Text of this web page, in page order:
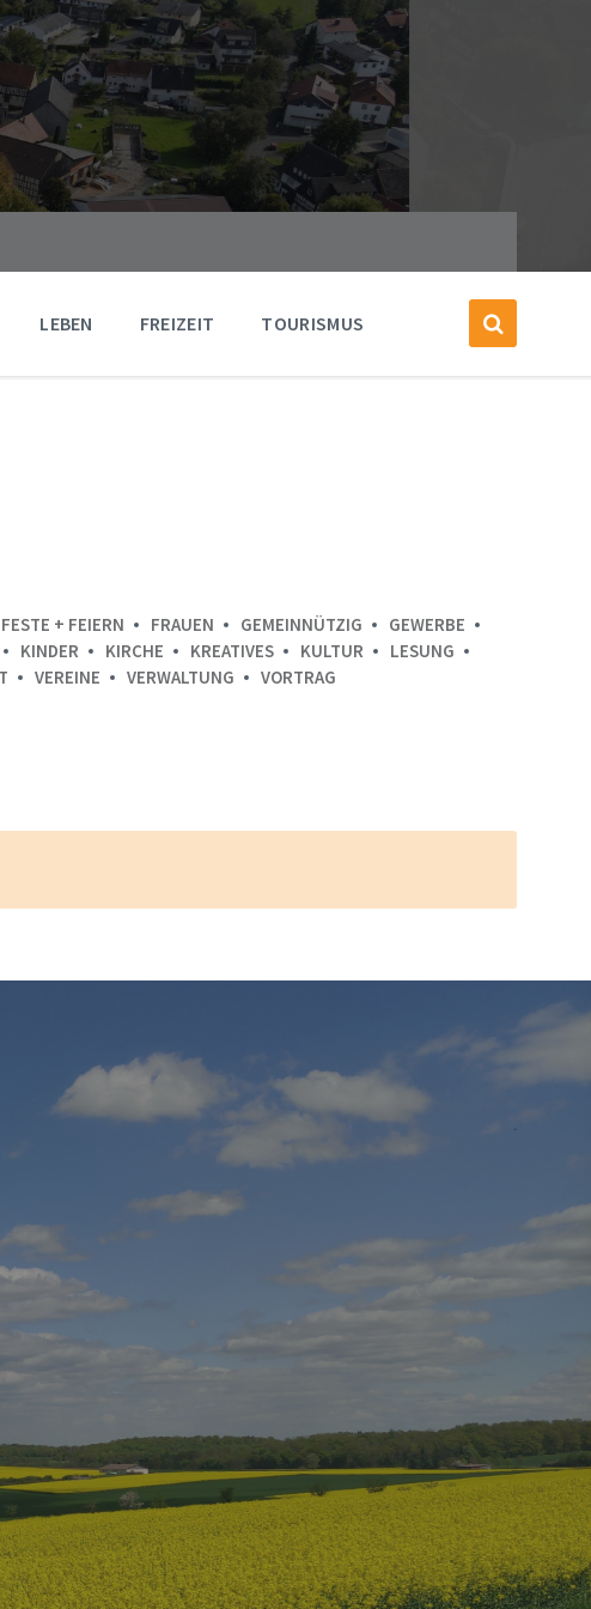
LEBEN FREIZEIT TOURISMUS
FESTE + FEIERN FRAUEN GEMEINNÜTZIG
GEWERBE
KINDER KIRCHE KREATIVES KULTUR
LESUNG
VEREINE VERWALTUNG VORTRAG